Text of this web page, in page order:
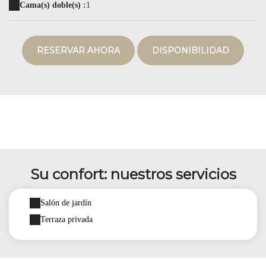
Cama(s) doble(s) :1
RESERVAR AHORA DISPONIBILIDAD
Su confort: nuestros servicios
Salón de jardín
Terraza privada